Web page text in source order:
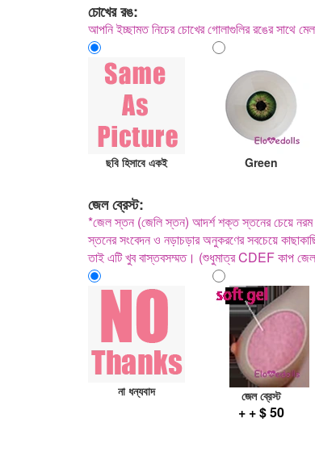
চোখের রঙ:
আপনি ইচ্ছামত নিচের চোখের গোলাগুলির রঙের সাথে
ছবি হিসাবে একই Green
জেল ব্রেস্ট:
*জেল স্তন (জেলি স্তন) আদর্শ শক্ত স্তনের চেয়ে
স্তনের সংবেদন ও নড়াচড়ার অনুকরণের সবচেয়ে
তাই এটি খুব বাস্তবসম্মত। (শুধুমাত্র CDEF কাপ
না ধন্যবাদ জেল ব্রেস্ট
+ + $ 50